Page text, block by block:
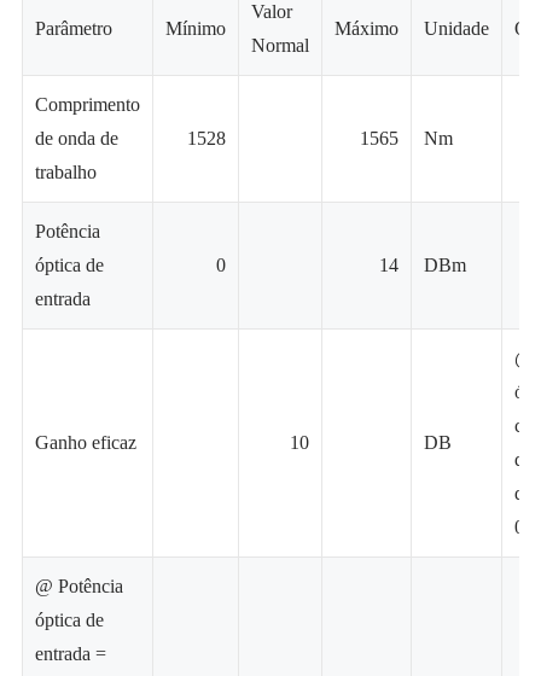
Parâmetro Mínimo
Valor
Normal
Máximo Unidade
Comprimento
de onda de
trabalho
1528 1565 Nm
Potência
óptica de
entrada
0 14 DBm
Ganho eficaz 10 DB
@
de
de
@ Potência
óptica de
entrada =